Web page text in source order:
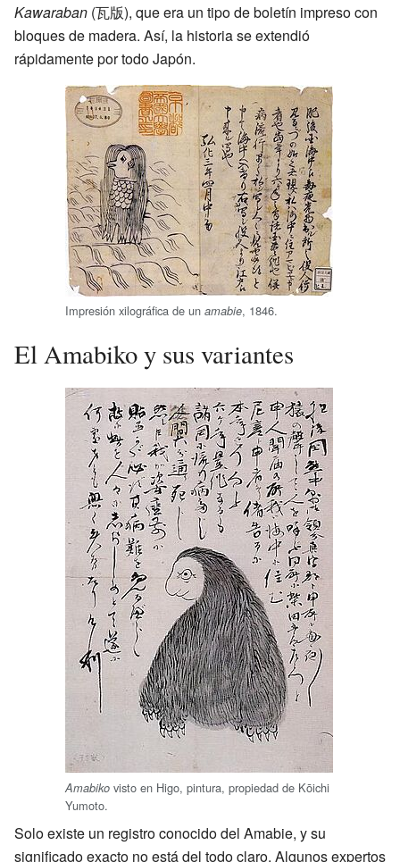
Kawaraban (瓦版), que era un tipo de boletín impreso con
bloques de madera. Así, la historia se extendió
rápidamente por todo Japón.
Impresión xilográfica de un amabie, 1846.
El Amabiko y sus variantes
Amabiko visto en Higo, pintura, propiedad de Kōichi
Yumoto.
Solo existe un registro conocido del Amabie, y su
significado exacto no está del todo claro. Algunos expertos